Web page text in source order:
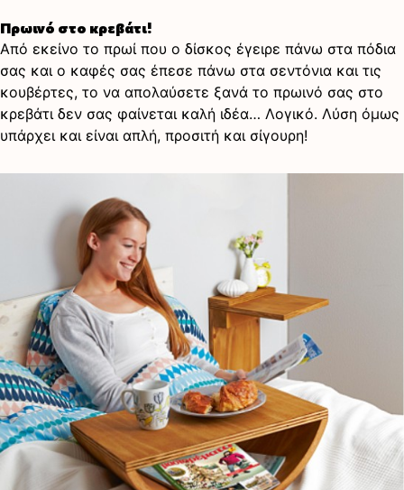
Πρωινό στο κρεβάτι!
Από εκείνο το πρωί που ο δίσκος έγειρε πάνω στα πόδια
σας και o καφές σας έπεσε πάνω στα σεντόνια και τις
κουβέρτες, το να απολαύσετε ξανά το πρωινό σας στο
κρεβάτι δεν σας φαίνεται καλή ιδέα… Λογικό. Λύση όμως
υπάρχει και είναι απλή, προσιτή και σίγουρη!